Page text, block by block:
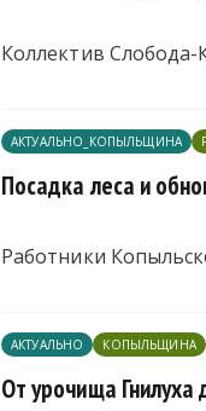
Коллектив Слобода-
АКТУАЛЬНО_КОПЫЛЬЩИНА
Посадка леса и
Работники
АКТУАЛЬНО КОПЫЛЬЩИНА
От урочища